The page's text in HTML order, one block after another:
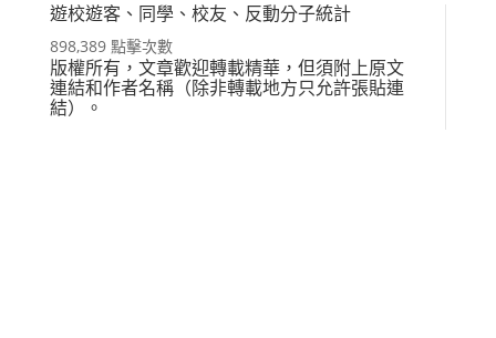
遊校遊客、同學、校友、反動分子統計
898,389 點擊次數
版權所有，文章歡迎轉載精華，但須附上原文
連結和作者名稱（除非轉載地方只允許張貼連
結）。